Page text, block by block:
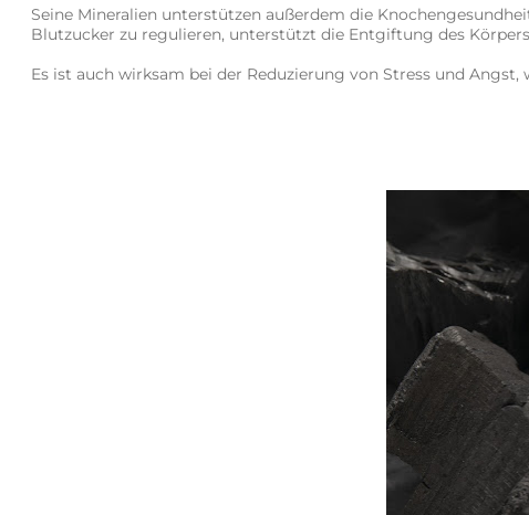
Seine Mineralien unterstützen außerdem die
Blutzucker zu regulieren, unterstützt die Entgiftung des
Es ist auch wirksam bei der Reduzierung von Stress und